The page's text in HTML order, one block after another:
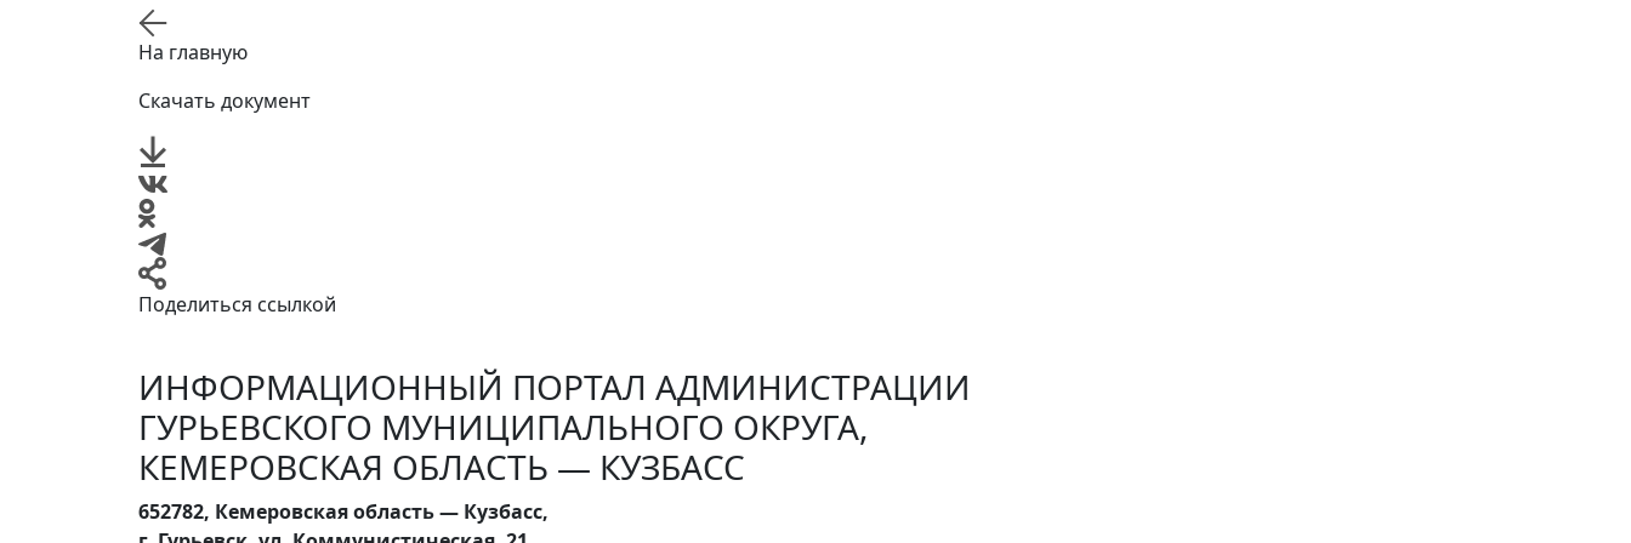
На главную
Скачать документ
Поделиться ссылкой
ИНФОРМАЦИОННЫЙ ПОРТАЛ АДМИНИСТРАЦИИ
ГУРЬЕВСКОГО МУНИЦИПАЛЬНОГО ОКРУГА,
КЕМЕРОВСКАЯ ОБЛАСТЬ — КУЗБАСС
652782, Кемеровская область — Кузбасс,